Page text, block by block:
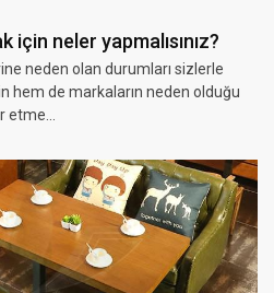
neler yapmalısınız?
neden olan durumları sizlerle
hem de markaların neden olduğu